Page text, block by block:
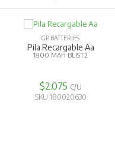
GP BATTERIES
Pila Recargable Aa
1800 MAH BLIST2
$2.075 C/U
SKU 180020630